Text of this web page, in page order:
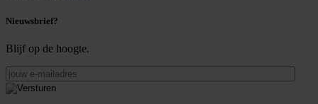
Nieuwsbrief?
Blijf op de hoogte.
jouw
e-
mailadres